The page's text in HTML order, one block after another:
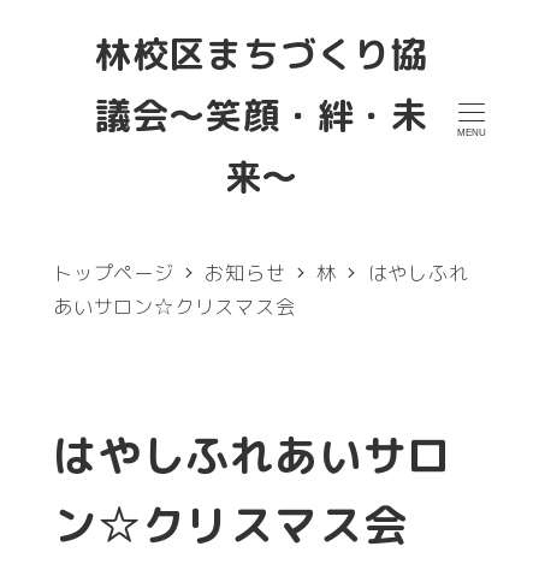
林校区まちづくり協
議会～笑顔・絆・未
来～
MENU
トップページ お知らせ 林
はやしふれ
あいサロン☆クリスマス会
はやしふれあいサロ
ン☆クリスマス会